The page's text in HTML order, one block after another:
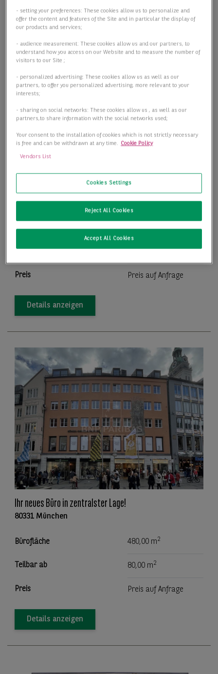
Sofort Verfügbar : Hochwertiger Logistikneubau nahe der
2
Preis Preis auf Anfrage
Details anzeigen
Ihr neues Büro in zentralster Lage!
80331 München
Bürofläche 480,00 m2
Teilbar ab 80,00 m2
Preis Preis auf Anfrage
Details anzeigen
- setting your preferences: These cookies allow us to personalize and
offer the content and features of the Site and in particular the display of
our products and services;
- audience measurement: These cookies allow us and our partners, to
understand how you access on our Website and to measure the number of
visitors to our Site ;
- personalized advertising: These cookies allow us as well as our
partners, to offer you personalized advertising, more relevant to your
interests;
- sharing on social networks: These cookies allow us , as well as our
partners,to share information with the social networks used;
Your consent to the installation of cookies which is not strictly necessary
is free and can be withdrawn at any time. Cookie Policy
Vendors List
Cookies Settings
Reject All Cookies
Accept All Cookies